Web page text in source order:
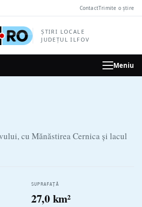
ContactTrimite o știre
ȘTIRI LOCALE
JUDEȚUL ILFOV
Meniu
cu Mănăstirea Cernica și lacul
SUPRAFAȚĂ
27,0 km²